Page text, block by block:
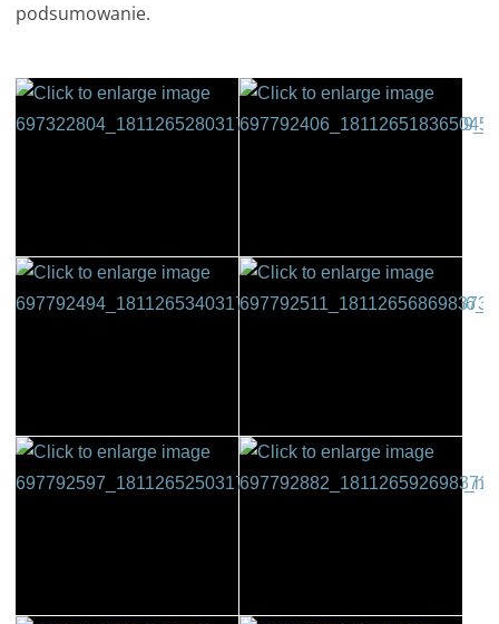
podsumowanie.